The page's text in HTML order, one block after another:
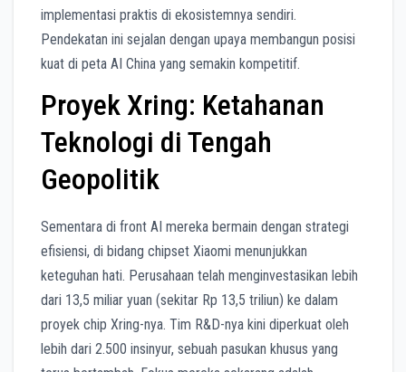
implementasi praktis di ekosistemnya sendiri.
Pendekatan ini sejalan dengan upaya membangun posisi
kuat di peta AI China yang semakin kompetitif.
Proyek Xring: Ketahanan
Teknologi di Tengah
Geopolitik
Sementara di front AI mereka bermain dengan strategi
efisiensi, di bidang chipset Xiaomi menunjukkan
keteguhan hati. Perusahaan telah menginvestasikan lebih
dari 13,5 miliar yuan (sekitar Rp 13,5 triliun) ke dalam
proyek chip Xring-nya. Tim R&D-nya kini diperkuat oleh
lebih dari 2.500 insinyur, sebuah pasukan khusus yang